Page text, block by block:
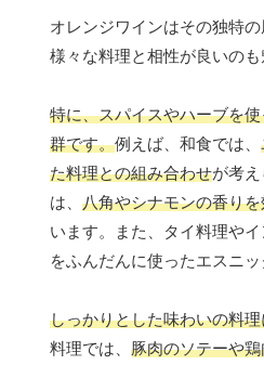
オレンジワインはその独特の
様々な料理と相性が良いのも
特に、スパイスやハーブを
群です。例えば、和食では、
た料理との組み合わせが考
は、 八角やシナモンの香り
います。また、タイ料理や
をふんだんに使ったエスニッ
しっかりとした味わいの料
料理では、 豚肉のソテーや